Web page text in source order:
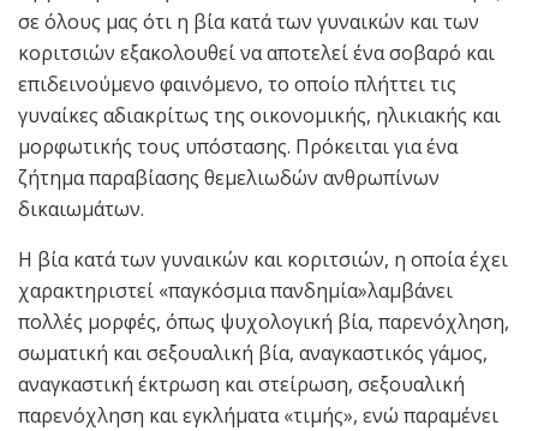
σε όλους μας ότι η βία κατά των γυναικών και των
κοριτσιών εξακολουθεί να αποτελεί ένα σοβαρό και
επιδεινούμενο φαινόμενο, το οποίο πλήττει τις
γυναίκες αδιακρίτως της οικονομικής, ηλικιακής και
μορφωτικής τους υπόστασης. Πρόκειται για ένα
ζήτημα παραβίασης θεμελιωδών ανθρωπίνων
δικαιωμάτων.
Η βία κατά των γυναικών και κοριτσιών, η οποία έχει
χαρακτηριστεί «παγκόσμια πανδημία»λαμβάνει
πολλές μορφές, όπως ψυχολογική βία, παρενόχληση,
σωματική και σεξουαλική βία, αναγκαστικός γάμος,
αναγκαστική έκτρωση και στείρωση, σεξουαλική
παρενόχληση και εγκλήματα «τιμής», ενώ παραμένει